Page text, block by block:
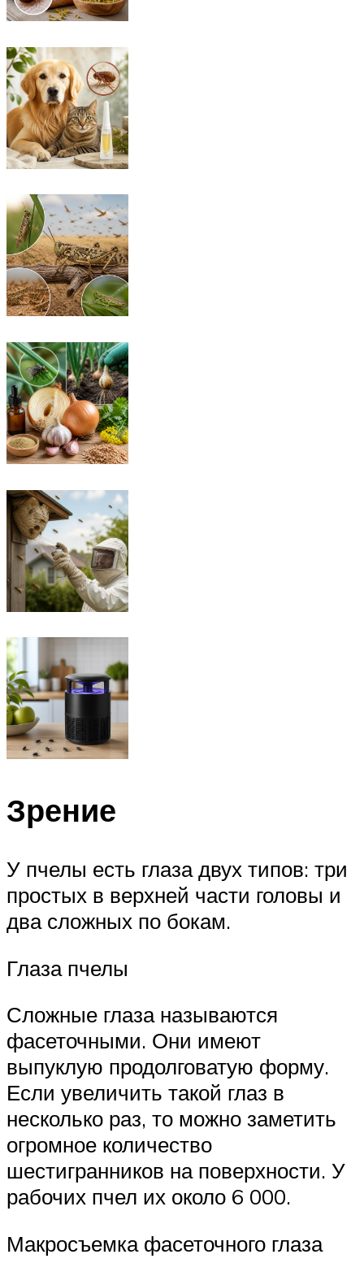
Зрение
У пчелы есть глаза двух типов: три
простых в верхней части головы и
два сложных по бокам.
Глаза пчелы
Сложные глаза называются
фасеточными. Они имеют
выпуклую продолговатую форму.
Если увеличить такой глаз в
несколько раз, то можно заметить
огромное количество
шестигранников на поверхности. У
рабочих пчел их около 6 000.
Макросъемка фасеточного глаза